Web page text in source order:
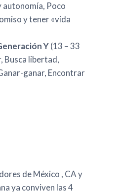
autonomía, Poco
y tener «vida
Y(13 – 33
Busca libertad,
ganar, Encontrar
de México , CA y
ya conviven las 4